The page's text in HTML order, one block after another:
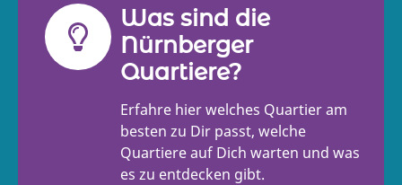
Was sind die
Nürnberger
Quartiere?
Erfahre hier welches Quartier am
besten zu Dir passt, welche
Quartiere auf Dich warten und was
es zu entdecken gibt.